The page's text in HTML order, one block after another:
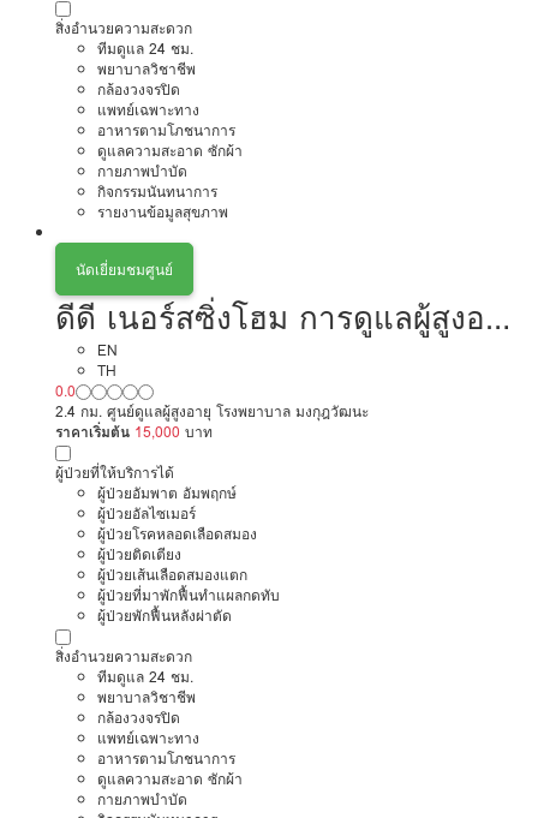
สิ่งอำนวยความสะดวก
ทีมดูแล 24 ชม.
พยาบาลวิชาชีพ
กล้องวงจรปิด
แพทย์เฉพาะทาง
อาหารตามโภชนาการ
ดูแลความสะอาด ซักผ้า
กายภาพบำบัด
กิจกรรมนันทนาการ
รายงานข้อมูลสุขภาพ
นัดเยี่ยมชมศูนย์
ดีดี เนอร์สซิ่งโฮม การดูแลผู้สูงอายุ
หรือผู้มีภาวะพึ่งพิง สาขา 2
EN
TH
0.0
2.4 กม. ศูนย์ดูแลผู้สูงอายุ โรงพยาบาล มงกุฎวัฒนะ
ราคาเริ่มต้น 15,000 บาท
ผู้ป่วยที่ให้บริการได้
ผู้ป่วยอัมพาต อัมพฤกษ์
ผู้ป่วยอัลไซเมอร์
ผู้ป่วยโรคหลอดเลือดสมอง
ผู้ป่วยติดเตียง
ผู้ป่วยเส้นเลือดสมองแตก
ผู้ป่วยที่มาพักฟื้นทำแผลกดทับ
ผู้ป่วยพักฟื้นหลังผ่าตัด
สิ่งอำนวยความสะดวก
ทีมดูแล 24 ชม.
พยาบาลวิชาชีพ
กล้องวงจรปิด
แพทย์เฉพาะทาง
อาหารตามโภชนาการ
ดูแลความสะอาด ซักผ้า
กายภาพบำบัด